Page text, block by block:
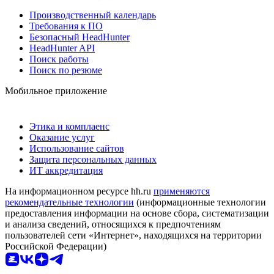
Производственный календарь
Требования к ПО
Безопасный HeadHunter
HeadHunter API
Поиск работы
Поиск по резюме
Мобильное приложение
Этика и комплаенс
Оказание услуг
Использование сайтов
Защита персональных данных
ИТ аккредитация
На информационном ресурсе hh.ru применяются
рекомендательные технологии (информационные технологии
предоставления информации на основе сбора, систематизации
и анализа сведений, относящихся к предпочтениям
пользователей сети «Интернет», находящихся на территории
Российской Федерации)